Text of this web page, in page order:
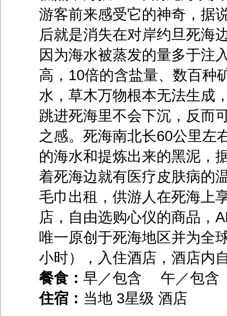
游客前来感受它的神奇，据
后就是消失在对岸约旦死海
因为海水被蒸发的量多于注
高，10倍的含盐量、数百种
水，草木万物根本无法生成
跳进死海里不会下沉，反而
之感。死海南北长60公里左
的海水和提炼出来的黑泥，
着死海边就有医疗皮肤病的
毛巾出租，供游人在死海上
店，自由选购心仪的商品，
唯一原创于死海地区并为全
小时），入住酒店，酒店内
餐食： 早／包含 午／包
住宿： 当地 3星级 酒店